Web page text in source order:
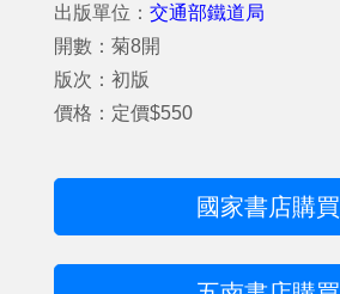
出版單位： 交通部鐵道局
開數：菊8開
版次：初版
價格：定價$550
國家書店購買